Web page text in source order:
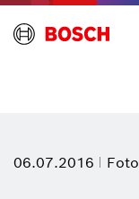
06.07.2016 Foto